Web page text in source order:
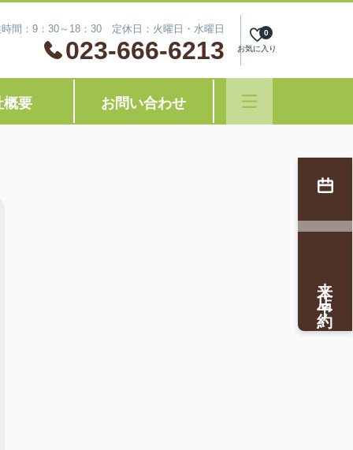
間：9：30～18：30 定休日：火曜日・水曜日
023-666-6213 お気に入り
0
概要 お問い合わせ
来店予約